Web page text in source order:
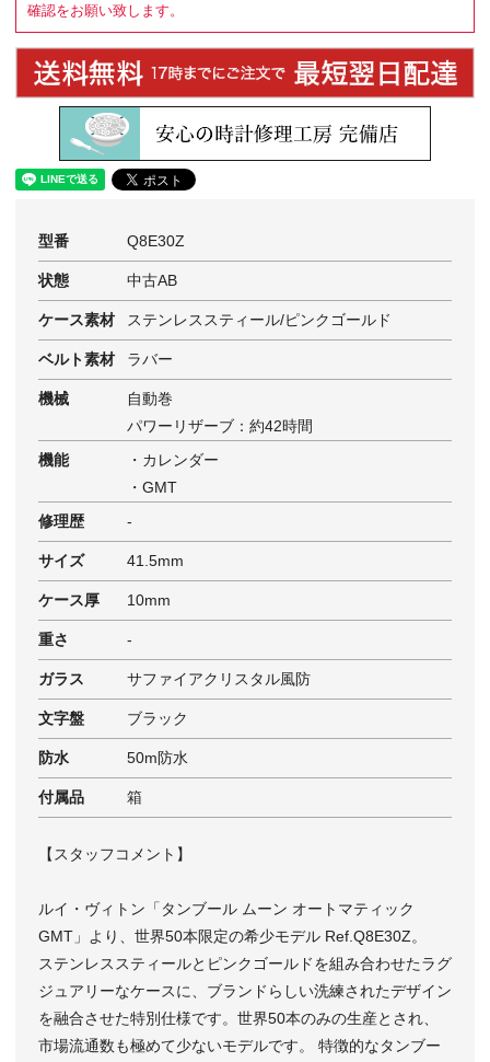
確認をお願い致します。
型番 Q8E30Z
状態 中古AB
ケース素材 ステンレススティール/ピンクゴールド
ベルト素材 ラバー
機械
自動巻
パワーリザーブ：約42時間
機能
・カレンダー
・GMT
修理歴
-
サイズ 41.5mm
ケース厚 10mm
重さ -
ガラス サファイアクリスタル風防
文字盤 ブラック
防水 50m防水
付属品 箱
【スタッフコメント】
ルイ・ヴィトン「タンブール ムーン オートマティック
GMT」より、世界50本限定の希少モデル Ref.Q8E30Z。
ステンレススティールとピンクゴールドを組み合わせたラグ
ジュアリーなケースに、ブランドらしい洗練されたデザイン
を融合させた特別仕様です。世界50本のみの生産とされ、
市場流通数も極めて少ないモデルです。 特徴的なタンブー